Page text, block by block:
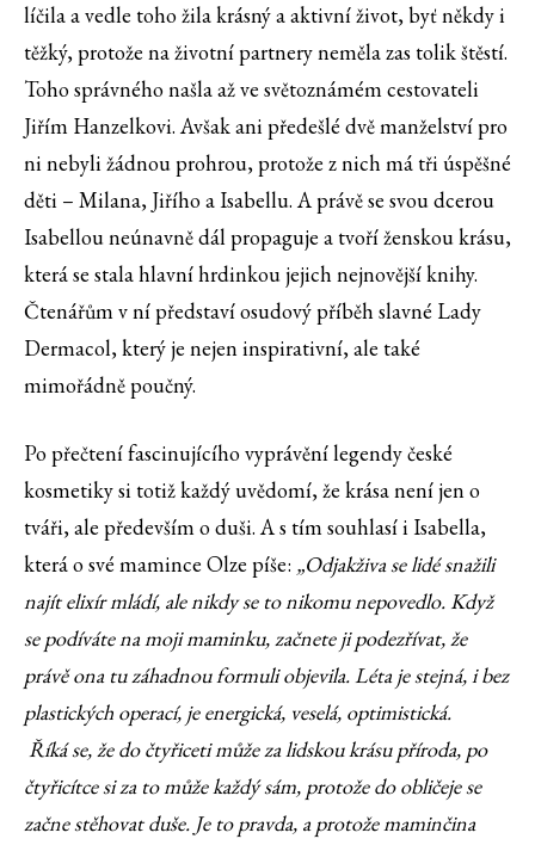
líčila a vedle toho žila krásný a aktivní život, byť někdy i
těžký, protože na životní partnery neměla zas tolik štěstí.
Toho správného našla až ve světoznámém cestovateli
Jiřím Hanzelkovi. Avšak ani předešlé dvě manželství pro
ni nebyli žádnou prohrou, protože z nich má tři úspěšné
děti – Milana, Jiřího a Isabellu. A právě se svou dcerou
Isabellou neúnavně dál propaguje a tvoří ženskou krásu,
která se stala hlavní hrdinkou jejich nejnovější knihy.
Čtenářům v ní představí osudový příběh slavné Lady
Dermacol, který je nejen inspirativní, ale také
mimořádně poučný.
Po přečtení fascinujícího vyprávění legendy české
kosmetiky si totiž každý uvědomí, že krása není jen o
tváři, ale především o duši. A s tím souhlasí i Isabella,
která o své mamince Olze píše: „Odjakživa se lidé snažili
najít elixír mládí, ale nikdy se to nikomu nepovedlo. Když
se podíváte na moji maminku, začnete ji podezřívat, že
právě ona tu záhadnou formuli objevila. Léta je stejná, i bez
plastických operací, je energická, veselá, optimistická.
Říká se, že do čtyřiceti může za lidskou krásu příroda, po
čtyřicítce si za to může každý sám, protože do obličeje se
začne stěhovat duše. Je to pravda, a protože maminčina